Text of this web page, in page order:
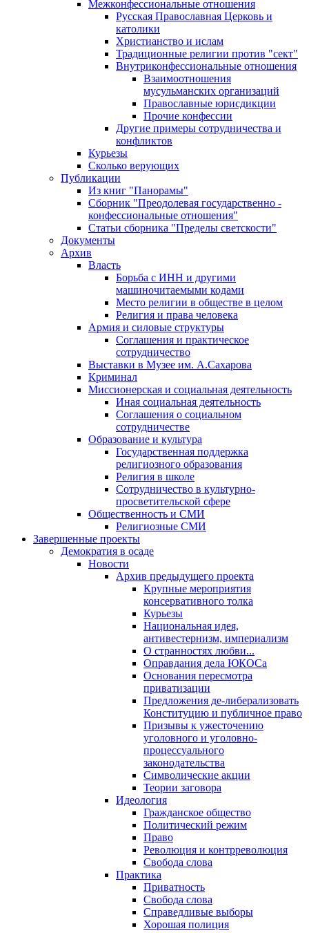
Межконфессиональные отношения
Русская Православная Церковь и
католики
Христианство и ислам
Традиционные религии против "сект"
Внутриконфессиональные отношения
Взаимоотношения
мусульманских организаций
Православные юрисдикции
Прочие конфессии
Другие примеры сотрудничества и
конфликтов
Курьезы
Сколько верующих
Публикации
Из книг "Панорамы"
Сборник "Преодолевая государственно -
конфессиональные отношения"
Статьи сборника "Пределы светскости"
Документы
Архив
Власть
Борьба с ИНН и другими
машиночитаемыми кодами
Место религии в обществе в целом
Религия и права человека
Армия и силовые структуры
Соглашения и практическое
сотрудничество
Выставки в Музее им. А.Сахарова
Криминал
Миссионерская и социальная деятельность
Иная социальная деятельность
Соглашения о социальном
сотрудничестве
Образование и культура
Государственная поддержка
религиозного образования
Религия в школе
Сотрудничество в культурно-
просветительской сфере
Общественность и СМИ
Религиозные СМИ
Завершенные проекты
Демократия в осаде
Новости
Архив предыдущего проекта
Крупные мероприятия
консервативного толка
Курьезы
Национальная идея,
антивестернизм, империализм
О странностях любви...
Оправдания дела ЮКОСа
Основания пересмотра
приватизации
Предложения де-либерализовать
Конституцию и публичное право
Призывы к ужесточению
уголовного и уголовно-
процессуального
законодательства
Символические акции
Теории заговора
Идеология
Гражданское общество
Политический режим
Право
Революция и контрреволюция
Свобода слова
Практика
Приватность
Свобода слова
Справедливые выборы
Хорошая полиция